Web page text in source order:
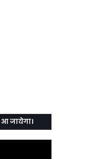
आ जायेगा।